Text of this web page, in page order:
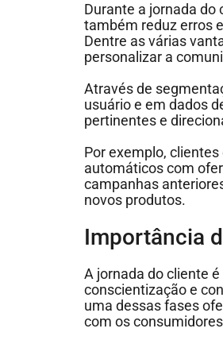
Durante a jornada
também reduz erros
Dentre as várias
personalizar a
Através de
usuário e em dados
pertinentes e
Por exemplo,
automáticos com
campanhas
novos produtos.
Importância
A jornada do cliente
conscientização e
uma dessas fases
com os